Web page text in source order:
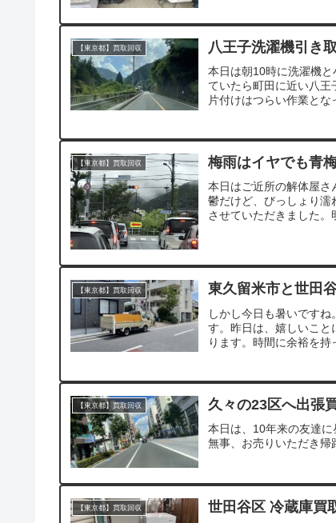
【東京都】買取回収 八王子洗濯機引き
本日は朝10時に洗濯機
ていたら町田に近い八
片付けはつらい作業とな
【東京都】買取回収 梅雨はイヤでも青
本日はご近所の解体屋
鬱だけど、びっしょり
させていただきました
【東京都】買取回収 東久留米市と世田
しかし今日も暑いです
す。昨日は、嬉しいこ
ります。時間に余裕を持
【東京都】買取回収 久々の23区へ出張
本日は、10年来の友達に
無事、お売りいただき帰
【東京都】買取回収 世田谷区 冷蔵庫買